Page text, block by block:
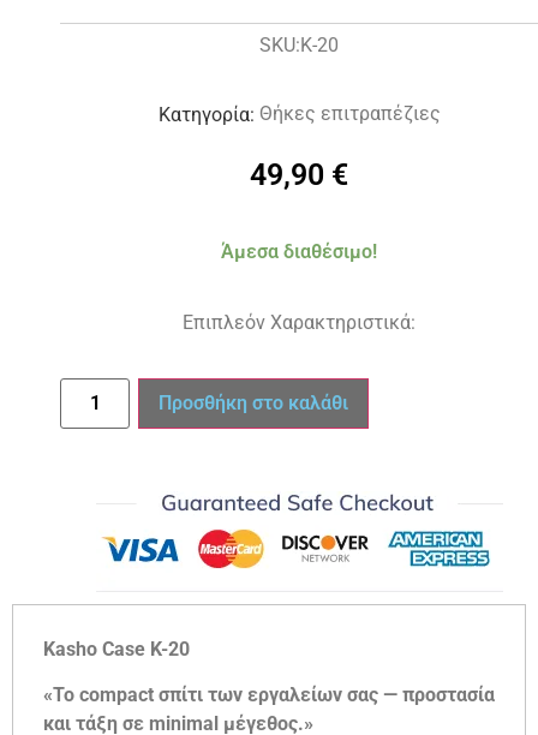
SKU:K-20
Κατηγορία: Θήκες επιτραπέζιες
49,90 €
Άμεσα διαθέσιμο!
Επιπλεόν Χαρακτηριστικά:
Προσθήκη στο καλάθι
Kasho Case K-20
«Το compact σπίτι των εργαλείων σας — προστασία
και τάξη σε minimal μέγεθος.»